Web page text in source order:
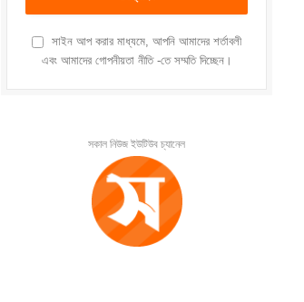
সাইন আপ করার মাধ্যমে, আপনি আমাদের শর্তাবলী
এবং আমাদের গোপনীয়তা নীতি -তে সম্মতি দিচ্ছেন।
সকাল নিউজ ইউটিউব চ্যানেল